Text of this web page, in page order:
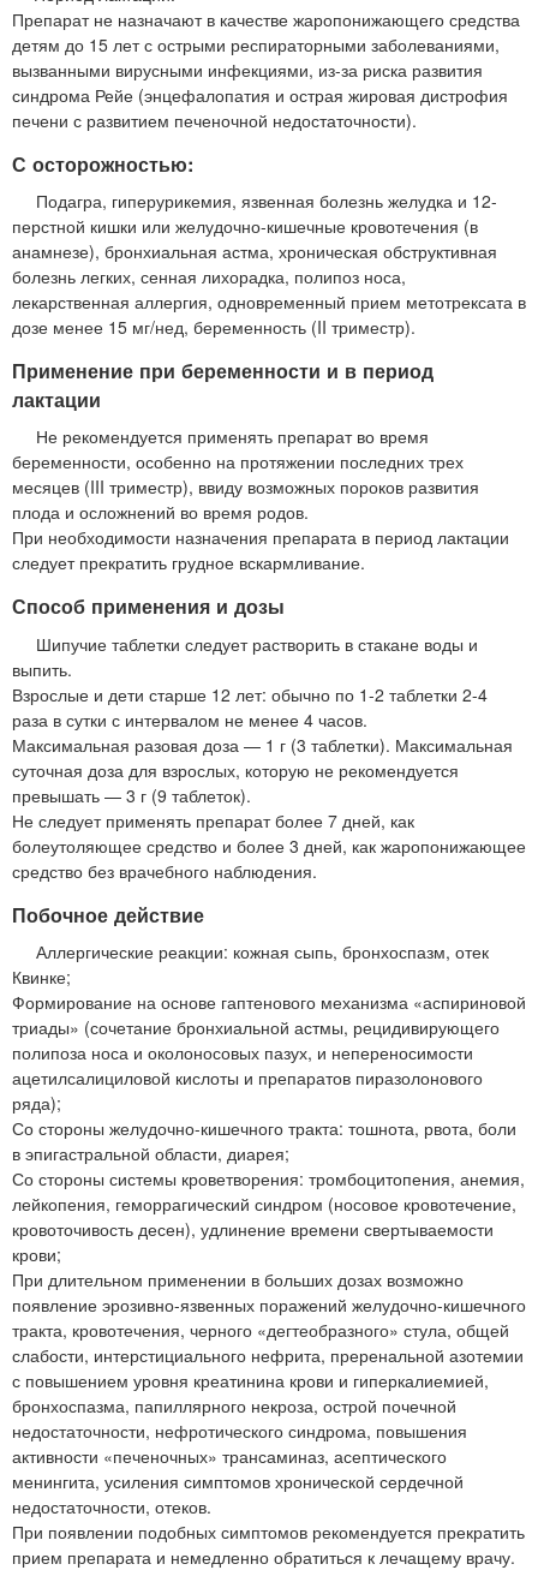
Препарат не назначают в качестве жаропонижающего средства
детям до 15 лет с острыми респираторными заболеваниями,
вызванными вирусными инфекциями, из-за риска развития
синдрома Рейе (энцефалопатия и острая жировая дистрофия
печени с развитием печеночной недостаточности).
С осторожностью:
Подагра, гиперурикемия, язвенная болезнь желудка и 12-
перстной кишки или желудочно-кишечные кровотечения (в
анамнезе), бронхиальная астма, хроническая обструктивная
болезнь легких, сенная лихорадка, полипоз носа,
лекарственная аллергия, одновременный прием метотрексата в
дозе менее 15 мг/нед, беременность (II триместр).
Применение при беременности и в период
лактации
Не рекомендуется применять препарат во время
беременности, особенно на протяжении последних трех
месяцев (III триместр), ввиду возможных пороков развития
плода и осложнений во время родов.
При необходимости назначения препарата в период лактации
следует прекратить грудное вскармливание.
Способ применения и дозы
Шипучие таблетки следует растворить в стакане воды и
выпить.
Взрослые и дети старше 12 лет: обычно по 1-2 таблетки 2-4
раза в сутки с интервалом не менее 4 часов.
Максимальная разовая доза — 1 г (3 таблетки). Максимальная
суточная доза для взрослых, которую не рекомендуется
превышать — 3 г (9 таблеток).
Не следует применять препарат более 7 дней, как
болеутоляющее средство и более 3 дней, как жаропонижающее
средство без врачебного наблюдения.
Побочное действие
Аллергические реакции: кожная сыпь, бронхоспазм, отек
Квинке;
Формирование на основе гаптенового механизма «аспириновой
триады» (сочетание бронхиальной астмы, рецидивирующего
полипоза носа и околоносовых пазух, и непереносимости
ацетилсалициловой кислоты и препаратов пиразолонового
ряда);
Со стороны желудочно-кишечного тракта: тошнота, рвота, боли
в эпигастральной области, диарея;
Со стороны системы кроветворения: тромбоцитопения, анемия,
лейкопения, геморрагический синдром (носовое кровотечение,
кровоточивость десен), удлинение времени свертываемости
крови;
При длительном применении в больших дозах возможно
появление эрозивно-язвенных поражений желудочно-кишечного
тракта, кровотечения, черного «дегтеобразного» стула, общей
слабости, интерстициального нефрита, преренальной азотемии
с повышением уровня креатинина крови и гиперкалиемией,
бронхоспазма, папиллярного некроза, острой почечной
недостаточности, нефротического синдрома, повышения
активности «печеночных» трансаминаз, асептического
менингита, усиления симптомов хронической сердечной
недостаточности, отеков.
При появлении подобных симптомов рекомендуется прекратить
прием препарата и немедленно обратиться к лечащему врачу.